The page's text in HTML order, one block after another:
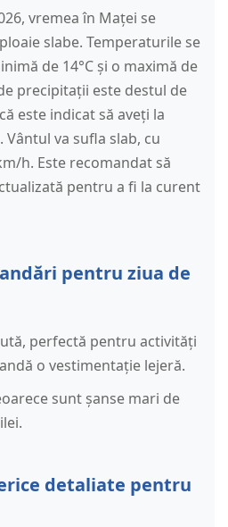
vremea în Maței se
slabe. Temperaturile se
de 14°C și o maximă de
precipitații este destul de
este indicat să aveți la
va sufla slab, cu
h. Este recomandat să
pentru a fi la curent
pentru ziua de
perfectă pentru activități
o vestimentație lejeră.
sunt șanse mari de
detaliate pentru